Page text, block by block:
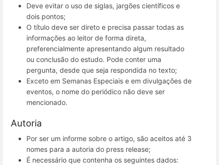
Deve evitar o uso de siglas, jargões científicos e
dois pontos;
O título deve ser direto e precisa passar todas as
informações ao leitor de forma direta,
preferencialmente apresentando algum resultado
ou conclusão do estudo. Pode conter uma
pergunta, desde que seja respondida no texto;
Exceto em Semanas Especiais e em divulgações de
eventos, o nome do periódico não deve ser
mencionado.
Autoria
Por ser um informe sobre o artigo, são aceitos até 3
nomes para a autoria do press release;
É necessário que contenha os seguintes dados: